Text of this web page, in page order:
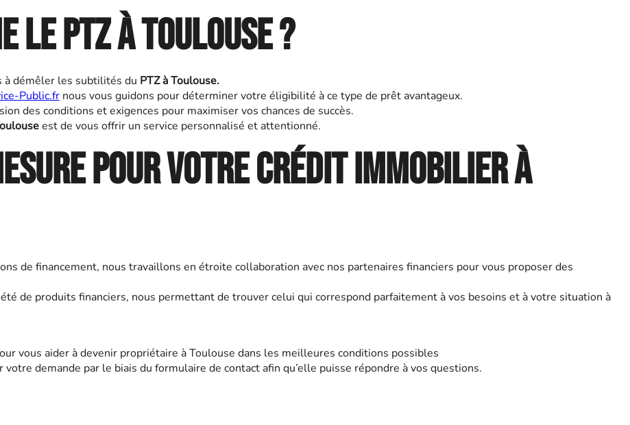
PTZ à Toulouse ?
à démêler les subtilités du PTZ à Toulouse.
Public.fr nous vous guidons pour déterminer votre éligibilité à ce type de prêt avantageux.
des conditions et exigences pour maximiser vos chances de succès.
est de vous offrir un service personnalisé et attentionné.
pour votre crédit immobilier à
de financement, nous travaillons en étroite collaboration avec nos partenaires financiers pour vous proposer des
de produits financiers, nous permettant de trouver celui qui correspond parfaitement à vos besoins et à votre situation à
vous aider à devenir propriétaire à Toulouse dans les meilleures conditions possibles
demande par le biais du formulaire de contact afin qu’elle puisse répondre à vos questions.